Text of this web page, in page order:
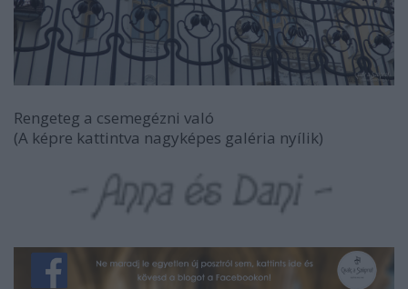
Rengeteg a csemegézni való
(A képre kattintva nagyképes galéria nyílik)